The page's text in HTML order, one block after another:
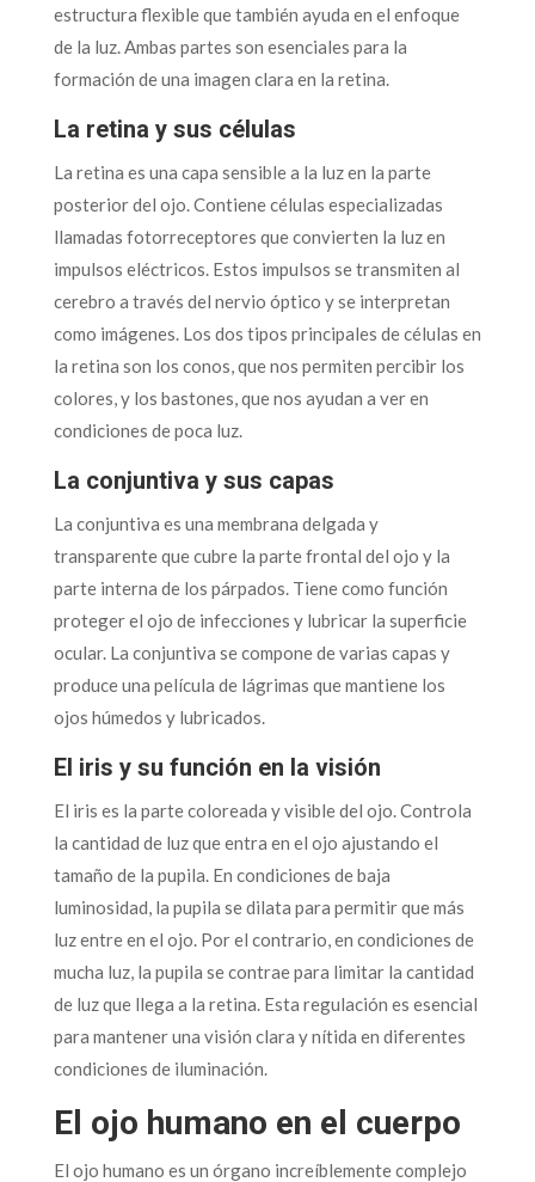
estructura flexible que también ayuda en el enfoque
de la luz. Ambas partes son esenciales para la
formación de una imagen clara en la retina.
La retina y sus células
La retina es una capa sensible a la luz en la parte
posterior del ojo. Contiene células especializadas
llamadas fotorreceptores que convierten la luz en
impulsos eléctricos. Estos impulsos se transmiten al
cerebro a través del nervio óptico y se interpretan
como imágenes. Los dos tipos principales de células en
la retina son los conos, que nos permiten percibir los
colores, y los bastones, que nos ayudan a ver en
condiciones de poca luz.
La conjuntiva y sus capas
La conjuntiva es una membrana delgada y
transparente que cubre la parte frontal del ojo y la
parte interna de los párpados. Tiene como función
proteger el ojo de infecciones y lubricar la superficie
ocular. La conjuntiva se compone de varias capas y
produce una película de lágrimas que mantiene los
ojos húmedos y lubricados.
El iris y su función en la visión
El iris es la parte coloreada y visible del ojo. Controla
la cantidad de luz que entra en el ojo ajustando el
tamaño de la pupila. En condiciones de baja
luminosidad, la pupila se dilata para permitir que más
luz entre en el ojo. Por el contrario, en condiciones de
mucha luz, la pupila se contrae para limitar la cantidad
de luz que llega a la retina. Esta regulación es esencial
para mantener una visión clara y nítida en diferentes
condiciones de iluminación.
El ojo humano en el cuerpo
El ojo humano es un órgano increíblemente complejo